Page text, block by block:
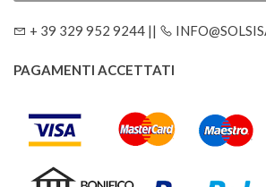
+ 39 329 952 9244 ||
PAGAMENTI ACCETTATI